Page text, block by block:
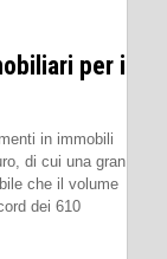
per i
in immobili
di cui una gran
che il volume
dei 610